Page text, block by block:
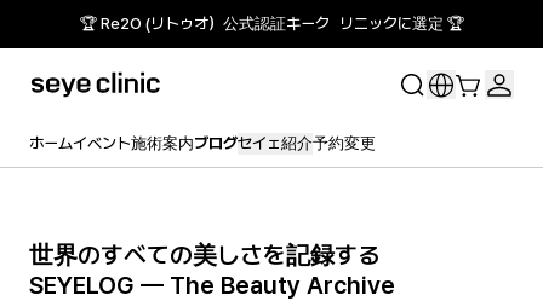
🏆 Re2O (リトゥオ）公式認証キーク リニックに選定 🏆
ホームイベント施術案内ブログセイェ紹介予約変更
世界のすべての美しさを記録する
SEYELOG — The Beauty Archive